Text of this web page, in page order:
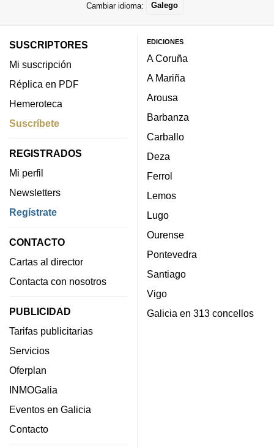
Cambiar idioma: Galego
SUSCRIPTORES
Mi suscripción
Réplica en PDF
Hemeroteca
Suscríbete
REGISTRADOS
Mi perfil
Newsletters
Regístrate
CONTACTO
Cartas al director
Contacta con nosotros
PUBLICIDAD
Tarifas publicitarias
Servicios
Oferplan
INMOGalia
Eventos en Galicia
Contacto
EDICIONES
A Coruña
A Mariña
Arousa
Barbanza
Carballo
Deza
Ferrol
Lemos
Lugo
Ourense
Pontevedra
Santiago
Vigo
Galicia en 313 concellos